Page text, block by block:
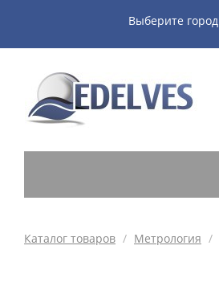
Выберите город
Каталог товаров / Метрология /